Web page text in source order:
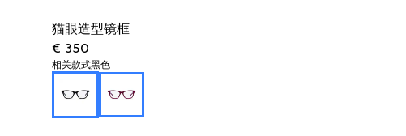
猫眼造型镜框
€ 350
相关款式黑色